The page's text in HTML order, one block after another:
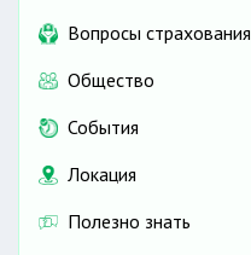
Вопросы страхования
Общество
События
Локация
Полезно знать